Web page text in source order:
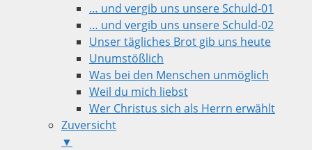
… und vergib uns unsere Schuld-01
… und vergib uns unsere Schuld-02
Unser tägliches Brot gib uns heute
Unumstößlich
Was bei den Menschen unmöglich
Weil du mich liebst
Wer Christus sich als Herrn erwählt
Zuversicht
▼